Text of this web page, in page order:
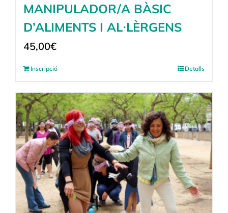
MANIPULADOR/A BÀSIC
D’ALIMENTS I AL·LÈRGENS
45,00€
Inscripció Detalls